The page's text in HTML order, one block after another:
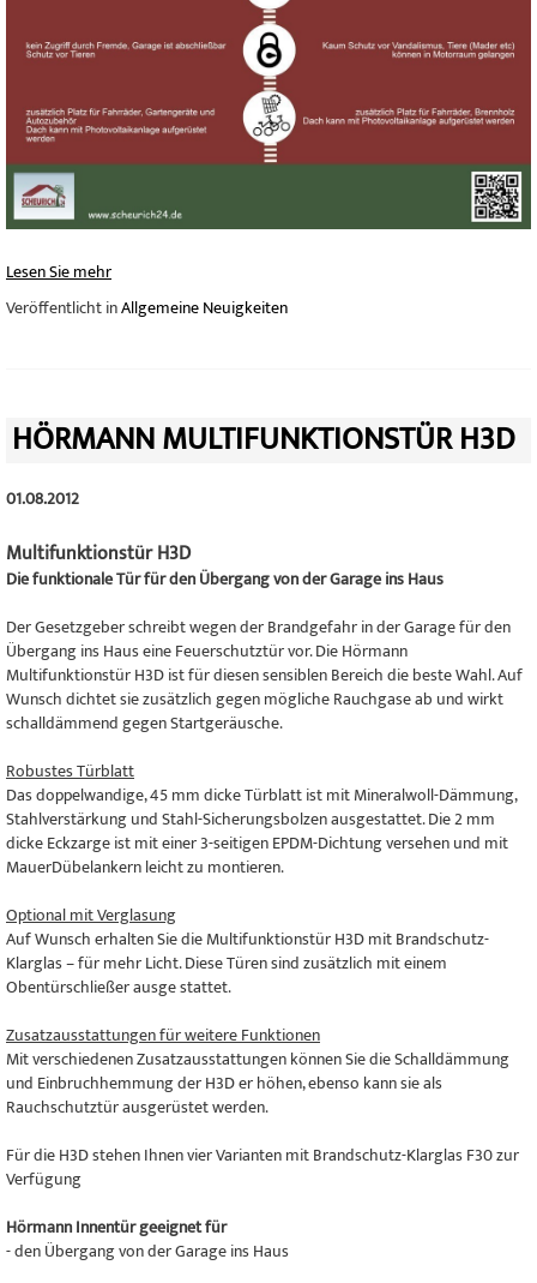
Lesen Sie mehr
Veröffentlicht inAllgemeine Neuigkeiten
HÖRMANN MULTIFUNKTIONSTÜR H3D
01.08.2012
Multifunktionstür H3D
Die funktionale Tür für den Übergang von der Garage ins Haus
Der Gesetzgeber schreibt wegen der Brandgefahr in der Garage für den
Übergang ins Haus eine Feuerschutztür vor. Die Hörmann
Multifunktionstür H3D ist für diesen sensiblen Bereich die beste Wahl. Auf
Wunsch dichtet sie zusätzlich gegen mögliche Rauchgase ab und wirkt
schalldämmend gegen Startgeräusche.
Robustes Türblatt
Das doppelwandige, 45 mm dicke Türblatt ist mit Mineralwoll-Dämmung,
Stahlverstärkung und Stahl-Sicherungsbolzen ausgestattet. Die 2 mm
dicke Eckzarge ist mit einer 3-seitigen EPDM-Dichtung versehen und mit
MauerDübelankern leicht zu montieren.
Optional mit Verglasung
Auf Wunsch erhalten Sie die Multifunktionstür H3D mit Brandschutz-
Klarglas – für mehr Licht. Diese Türen sind zusätzlich mit einem
Obentürschließer ausge stattet.
Zusatzausstattungen für weitere Funktionen
Mit verschiedenen Zusatzausstattungen können Sie die Schalldämmung
und Einbruchhemmung der H3D er höhen, ebenso kann sie als
Rauchschutztür ausgerüstet werden.
Für die H3D stehen Ihnen vier Varianten mit Brandschutz-Klarglas F30 zur
Verfügung
Hörmann Innentür geeignet für
- den Übergang von der Garage ins Haus